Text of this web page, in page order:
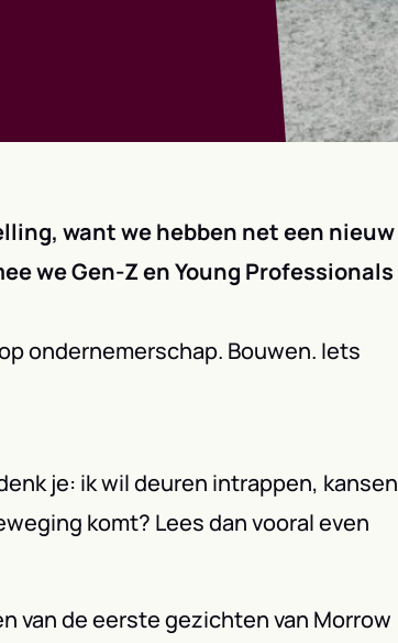
want we hebben net een nieuw
we Gen-Z en Young Professionals
ondernemerschap. Bouwen. Iets
je: ik wil deuren intrappen, kansen
komt? Lees dan vooral even
van de eerste gezichten van Morrow